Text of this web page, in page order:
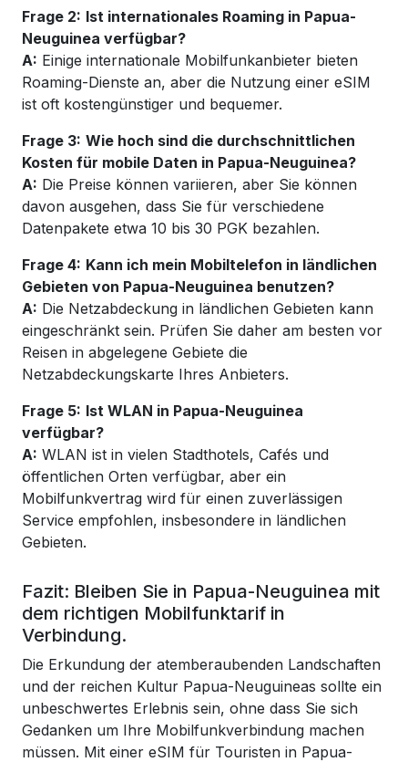
Frage 2: Ist internationales Roaming in Papua-
Neuguinea verfügbar?
A: Einige internationale Mobilfunkanbieter bieten
Roaming-Dienste an, aber die Nutzung einer eSIM
ist oft kostengünstiger und bequemer.
Frage 3: Wie hoch sind die durchschnittlichen
Kosten für mobile Daten in Papua-Neuguinea?
A: Die Preise können variieren, aber Sie können
davon ausgehen, dass Sie für verschiedene
Datenpakete etwa 10 bis 30 PGK bezahlen.
Frage 4: Kann ich mein Mobiltelefon in ländlichen
Gebieten von Papua-Neuguinea benutzen?
A: Die Netzabdeckung in ländlichen Gebieten kann
eingeschränkt sein. Prüfen Sie daher am besten vor
Reisen in abgelegene Gebiete die
Netzabdeckungskarte Ihres Anbieters.
Frage 5: Ist WLAN in Papua-Neuguinea
verfügbar?
A: WLAN ist in vielen Stadthotels, Cafés und
öffentlichen Orten verfügbar, aber ein
Mobilfunkvertrag wird für einen zuverlässigen
Service empfohlen, insbesondere in ländlichen
Gebieten.
Fazit: Bleiben Sie in Papua-Neuguinea mit
dem richtigen Mobilfunktarif in
Verbindung.
Die Erkundung der atemberaubenden Landschaften
und der reichen Kultur Papua-Neuguineas sollte ein
unbeschwertes Erlebnis sein, ohne dass Sie sich
Gedanken um Ihre Mobilfunkverbindung machen
müssen. Mit einer eSIM für Touristen in Papua-